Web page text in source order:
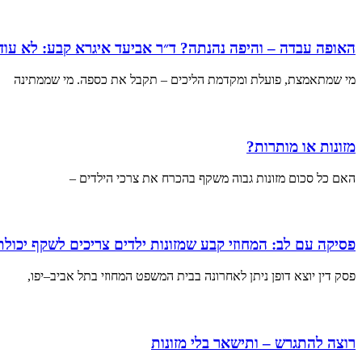
האופה עבדה – והיפה נהנתה? ד״ר אביעד איגרא קבע: לא
מי שמתאמצת, פועלת ומקדמת הליכים – תקבל את כספה. מי שממתינה
מזונות או מותרות?
האם כל סכום מזונות גבוה משקף בהכרח את צרכי הילדים –
פסיקה עם לב: המחוזי קבע שמזונות ילדים צריכים לשקף
פסק דין יוצא דופן ניתן לאחרונה בבית המשפט המחוזי בתל אביב–יפו,
רוצה להתגרש – ותישאר בלי מזונות